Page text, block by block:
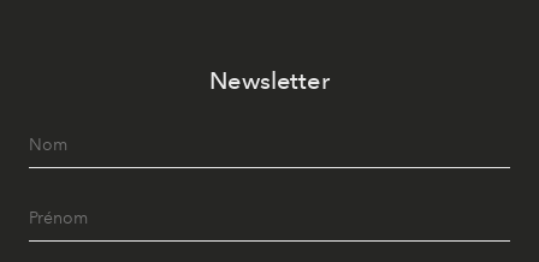
Newsletter